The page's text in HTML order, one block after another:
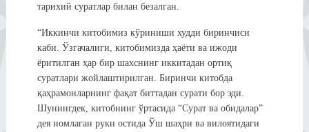
тарихий суратлар билан безалган.
“Иккинчи китобимиз кўриниши худди биринчиси
каби. Ўзгачалиги, китобимизда ҳаёти ва ижоди
ёритилган ҳар бир шахснинг иккитадан ортиқ
суратлари жойлаштирилган. Биринчи китобда
қаҳрамонларнинг фақат биттадан сурати бор эди.
Шунингдек, китобнинг ўртасида “Сурат ва обидалар”
дея номлаган рукн остида Ўш шаҳри ва вилоятидаги